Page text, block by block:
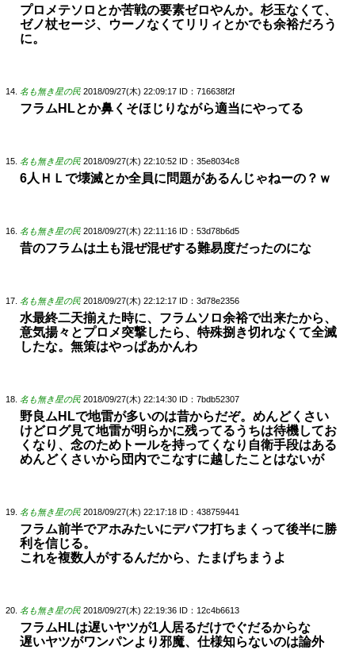
プロメテソロとか苦戦の要素ゼロやんか。杉玉なくて、
ゼノ杖セージ、ウーノなくてリリィとかでも余裕だろう
に。
名も無き星の民 2018/09/27(木) 22:09:17 ID：716638f2f
フラムHLとか鼻くそほじりながら適当にやってる
名も無き星の民 2018/09/27(木) 22:10:52 ID：35e8034c8
6人ＨＬで壊滅とか全員に問題があるんじゃねーの？ｗ
名も無き星の民 2018/09/27(木) 22:11:16 ID：53d78b6d5
昔のフラムは土も混ぜ混ぜする難易度だったのにな
名も無き星の民 2018/09/27(木) 22:12:17 ID：3d78e2356
水最終二天揃えた時に、フラムソロ余裕で出来たから、
意気揚々とプロメ突撃したら、特殊捌き切れなくて全滅
したな。無策はやっぱあかんわ
名も無き星の民 2018/09/27(木) 22:14:30 ID：7bdb52307
野良ムHLで地雷が多いのは昔からだぞ。めんどくさい
けどログ見て地雷が明らかに残ってるうちは待機してお
くなり、念のためトールを持ってくなり自衛手段はある
めんどくさいから団内でこなすに越したことはないが
名も無き星の民 2018/09/27(木) 22:17:18 ID：438759441
フラム前半でアホみたいにデバフ打ちまくって後半に勝
利を信じる。
これを複数人がするんだから、たまげちまうよ
名も無き星の民 2018/09/27(木) 22:19:36 ID：12c4b6613
フラムHLは遅いヤツが1人居るだけでぐだるからな
遅いヤツがワンパンより邪魔、仕様知らないのは論外